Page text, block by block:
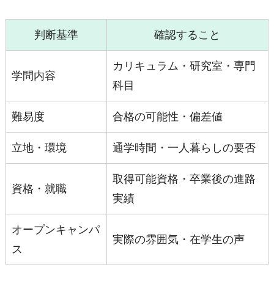
判断基準 確認すること
学問内容
カリキュラム・研究室・専門
科目
難易度 合格の可能性・偏差値
立地・環境 通学時間・一人暮らしの要否
資格・就職
取得可能資格・卒業後の進路
実績
オープンキャンパ
ス
実際の雰囲気・在学生の声